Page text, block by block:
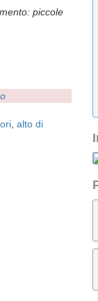
piccole
alto di